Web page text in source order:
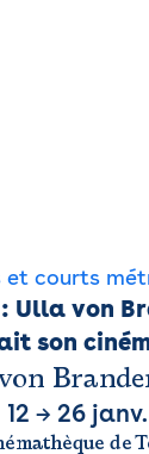
et courts
Ulla von
son
12 → 26 janv.
de